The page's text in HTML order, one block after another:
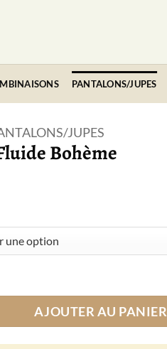
PANTALONS/JUPES
JUPES
Bohème
AJOUTER AU PANIER